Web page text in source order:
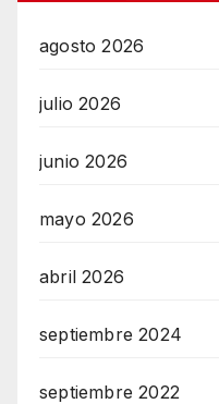
agosto 2026
julio 2026
junio 2026
mayo 2026
abril 2026
septiembre 2024
septiembre 2022